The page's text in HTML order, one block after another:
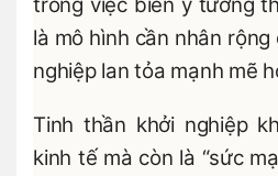
trong việc biến ý tưởng
là mô hình cần nhân
nghiệp lan tỏa mạnh mẽ
Tinh thần khởi nghiệp
kinh tế mà còn là “sức